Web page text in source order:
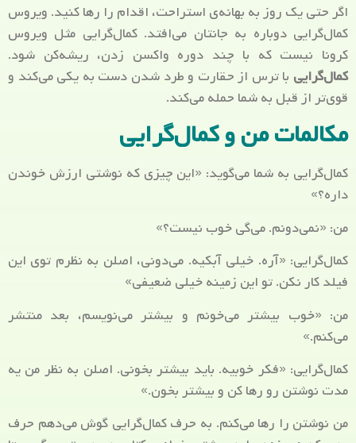
اگر حتی یک روز به بهانه‌ی استراحت، اقدام را رها کنید. ویروس
کمال‌گرایی دوباره به جانتان می‌افتد. کمال‌گرایی مثل ویروس
کرونا نیست که با چند دوره واکسن زدن، ریشه‌کن شود.
کمال‌گرایی با ترس از حقارت و طرد شدن دست به یکی می‌کند و
قوی‌تر از قبل به شما حمله می‌کند.
مکالمات من و کمال‌گرایی
کمال‌گرایی به شما می‌گوید: «این چیزی که نوشتی ارزش خوندن
داره؟»
من: «نمی‌دونم. می‌گی خوب نیست؟»
کمال‌گرایی: «آره. خیلی آبکیه. می‌دونی، اصلن به نظرم توی این
فیلد کار نکن. تو این زمینه خیلی ضعیفی»
من: «خوب بیشتر می‌خونم و بیشتر می‌نویسم، بعد منتشر
می‌کنم.»
کمال‌گرایی: «فکر خوبیه. باید بیشتر بخونی. اصلن به نظر من یه
مدت نوشتن رو رها کن و بیشتر بخون.»
من نوشتن را رها می‌کنم. به حرف کمال‌‌گرایی گوش می‌دهم حرف